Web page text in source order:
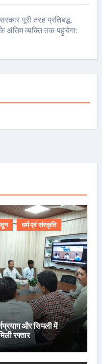
पूरी तरह प्रतिबद्ध,
अंतिम व्यक्ति तक पहुंचेगा:
धर्म एवं संस्कृति
और सिमली में
रफ्तार